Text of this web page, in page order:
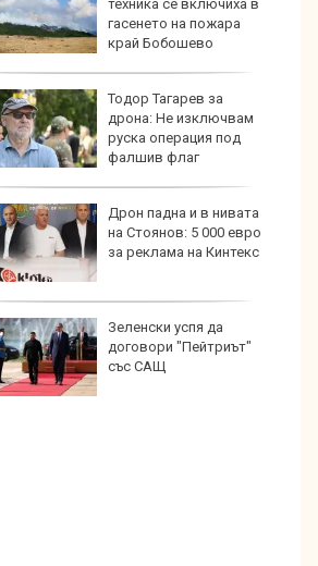
техника се включиха в
гасенето на пожара
край Бобошево
Тодор Тагарев за
дрона: Не изключвам
руска операция под
фалшив флаг
Дрон падна и в нивата
на Стоянов: 5 000 евро
за реклама на Кинтекс
Зеленски успя да
договори "Пейтриът"
със САЩ